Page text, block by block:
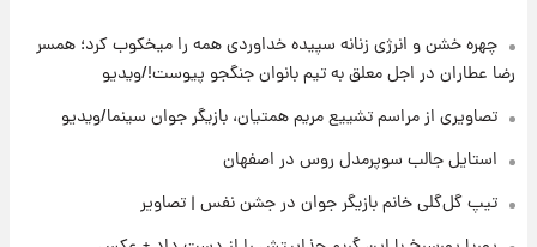
۲۱ ساعت پیش
کار استقلال و رامین رضاییان رسما تمام شد +
۲۲ ساعت پیش
مذاق رضاییان خوش نیامد+عکس
چهره خشن و انرژی زنانه سپیده خداوردی همه را میخکوب کرد؛ همسر
رضا عطاران در اجل معلق به تیم بانوان جنگجو پیوست!/ویدیو
تصاویری از مراسم تشییع مریم همتیان، بازیگر جوان سینما/ویدیو
استایل جالب سوپرمدل روس در اصفهان
تیپ گل‌گلی خانم بازیگر جوان در جشن نفس | تصاویر